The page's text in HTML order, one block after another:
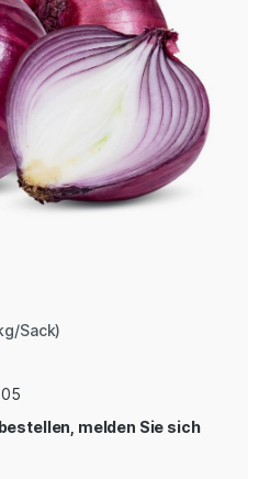
Sack)
melden Sie sich